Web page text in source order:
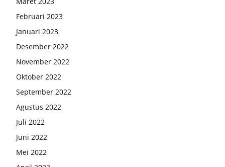
Februari 2023
Januari 2023
Desember 2022
November 2022
Oktober 2022
September 2022
Agustus 2022
Juli 2022
Juni 2022
Mei 2022